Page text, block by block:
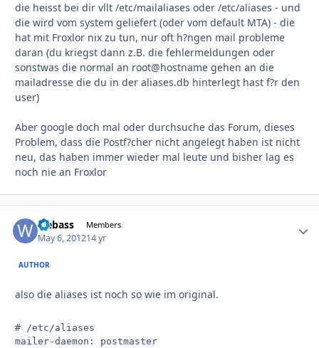
die heisst bei dir vllt /etc/mailaliases oder /etc/aliases - und
die wird vom system geliefert (oder vom default MTA) - die
hat mit Froxlor nix zu tun, nur oft h?ngen mail probleme
daran (du kriegst dann z.B. die fehlermeldungen oder
sonstwas die normal an root@hostname gehen an die
mailadresse die du in der aliases.db hinterlegt hast f?r den
user)
Aber google doch mal oder durchsuche das Forum, dieses
Problem, dass die Postf?cher nicht angelegt haben ist nicht
neu, das haben immer wieder mal leute und bisher lag es
noch nie an Froxlor
webass Members
May 6, 201214 yr
AUTHOR
also die aliases ist noch so wie im original.
# /etc/aliases
mailer-daemon: postmaster